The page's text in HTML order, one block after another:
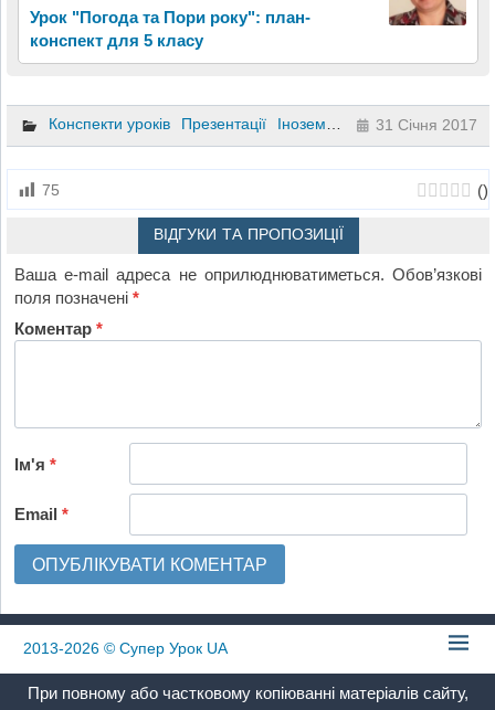
Урок "Погода та Пори року": план-
конспект для 5 класу
Конспекти уроків Презентації Іноземна мова 5 клас
31 Січня 2017
75 ()
ВІДГУКИ ТА ПРОПОЗИЦІЇ
Ваша e-mail адреса не оприлюднюватиметься. Обов’язкові
поля позначені*
Коментар*
Ім'я*
Email*
2013-2026 © Супер Урок UA
При повному або частковому копіюванні матеріалів сайту,